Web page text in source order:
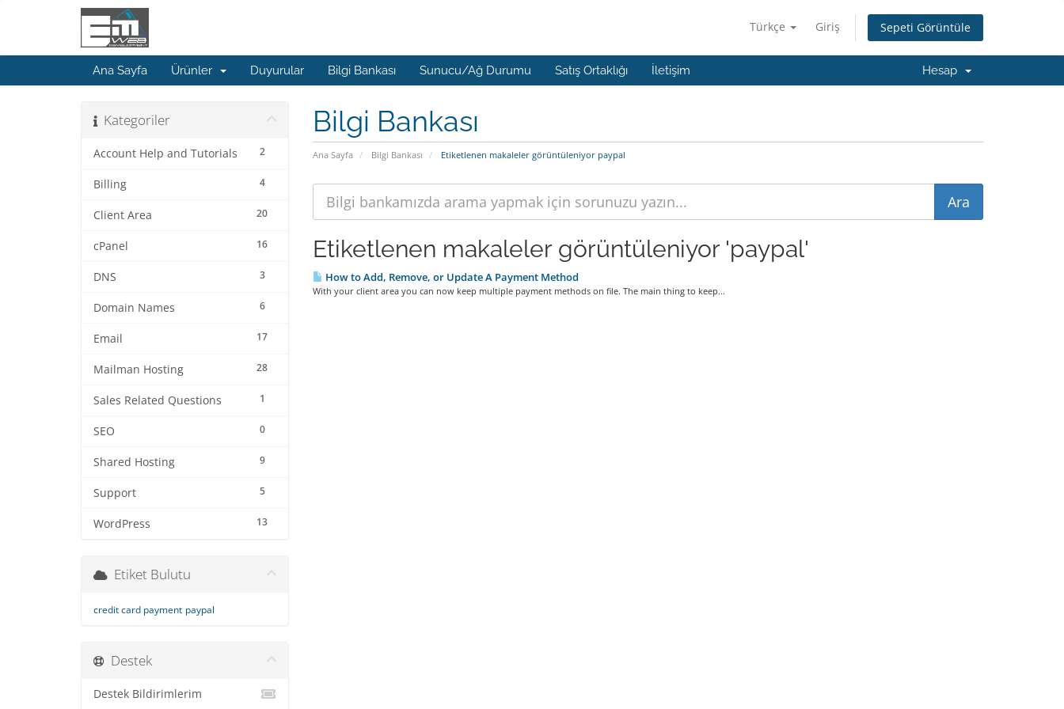
Türkçe Giriş Sepeti Görüntüle
Ana Sayfa Ürünler Duyurular Bilgi Bankası Sunucu/Ağ Durumu Satış Ortaklığı İletişim Hesap
Bilgi Bankası
Ana Sayfa Bilgi Bankası Etiketlenen makaleler görüntüleniyor paypal
Kategoriler
2
Account Help and Tutorials
4
Billing
20
Client Area
16
cPanel
3
DNS
6
Domain Names
17
Email
28
Mailman Hosting
1
Sales Related Questions
0
SEO
9
Shared Hosting
5
Support
13
WordPress
Etiketlenen makaleler görüntüleniyor 'paypal'
How to Add, Remove, or Update A Payment Method
With your client area you can now keep multiple payment methods on file. The main thing to keep...
Etiket Bulutu
credit card payment paypal
Destek
Destek Bildirimlerim